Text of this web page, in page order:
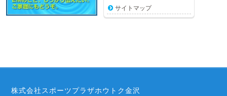
サイトマップ
株式会社スポーツプラザホウトク金沢